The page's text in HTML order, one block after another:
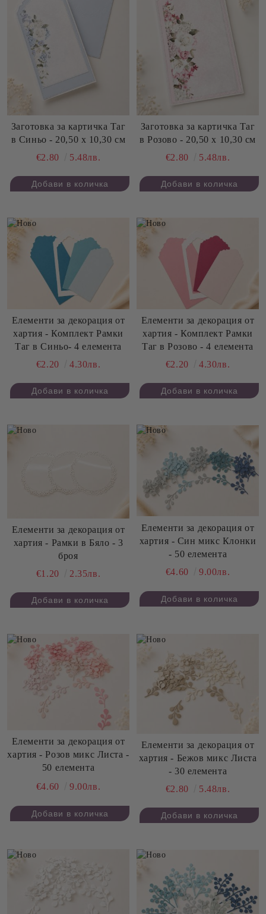
Заготовка за картичка Таг
в Синьо - 20,50 х 10,30 см
€2.80
5.48лв.
Заготовка за картичка Таг
в Розово - 20,50 х 10,30 см
€2.80
5.48лв.
Елементи за декорация от
хартия - Комплект Рамки
Таг в Синьо- 4 елемента
€2.20
4.30лв.
Елементи за декорация от
хартия - Комплект Рамки
Таг в Розово - 4 елемента
€2.20
4.30лв.
Елементи за декорация от
хартия - Рамки в Бяло - 3
броя
€1.20
2.35лв.
Елементи за декорация от
хартия - Син микс Клонки
- 50 елемента
€4.60
9.00лв.
Елементи за декорация от
хартия - Розов микс Листа -
50 елемента
€4.60
9.00лв.
Елементи за декорация от
хартия - Бежов микс Листа
- 30 елемента
€2.80
5.48лв.